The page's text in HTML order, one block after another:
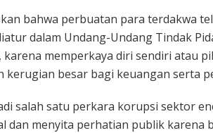
bahwa perbuatan para terdakwa
dalam Undang-Undang Tindak
karena memperkaya diri sendiri atau
kerugian besar bagi keuangan serta
salah satu perkara korupsi sektor
dan menyita perhatian publik karena